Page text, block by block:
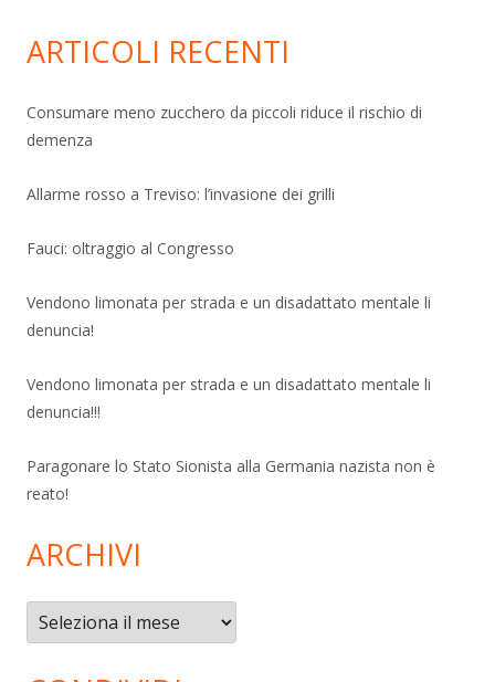
ARTICOLI RECENTI
Consumare meno zucchero da piccoli riduce il rischio di
demenza
Allarme rosso a Treviso: l’invasione dei grilli
Fauci: oltraggio al Congresso
Vendono limonata per strada e un disadattato mentale li
denuncia!
Vendono limonata per strada e un disadattato mentale li
denuncia!!!
Paragonare lo Stato Sionista alla Germania nazista non è
reato!
ARCHIVI
Archivi